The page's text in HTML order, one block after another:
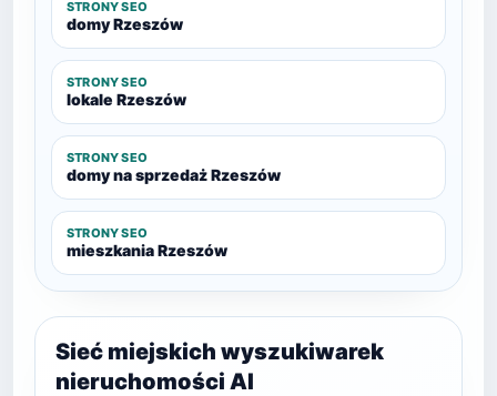
STRONY SEO
domy Rzeszów
STRONY SEO
lokale Rzeszów
STRONY SEO
domy na sprzedaż Rzeszów
STRONY SEO
mieszkania Rzeszów
Sieć miejskich wyszukiwarek
nieruchomości AI